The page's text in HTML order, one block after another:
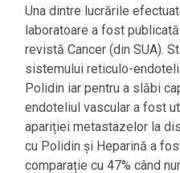
Una dintre lucrările
laboratoare a fost
revistă Cancer (din SUA).
sistemului reticulo-
Polidin iar pentru a slăbi
endoteliul vascular a fost
apariției metastazelor la
cu Polidin și Heparină a
comparație cu 47% când